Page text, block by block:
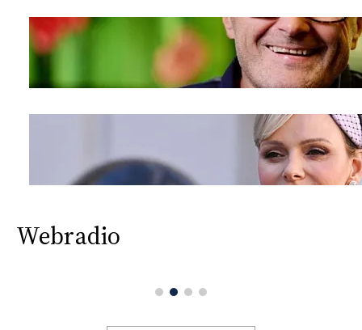
Webradio